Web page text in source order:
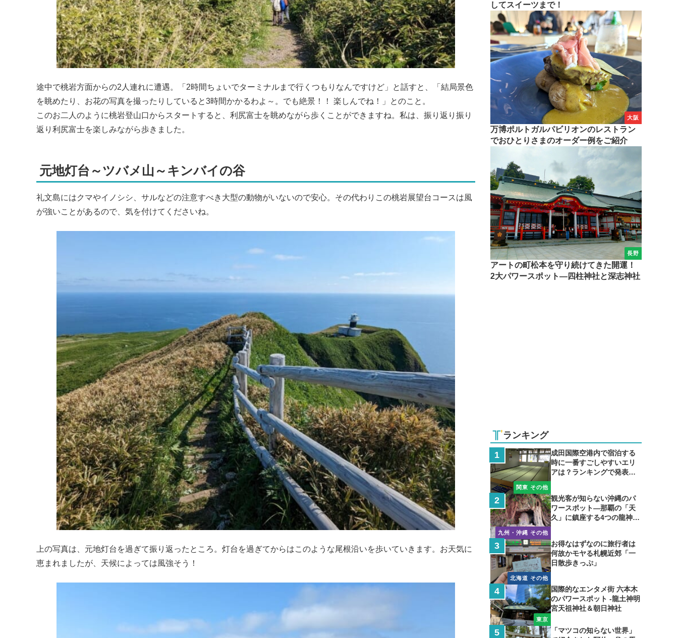
途中で桃岩方面からの2人連れに遭遇。「2時間ちょいでターミナルまで行くつもりなんですけど」と話すと、「結局景色
を眺めたり、お花の写真を撮ったりしていると3時間かかるわよ～。でも絶景！！ 楽しんでね！」とのこと。
このお二人のように桃岩登山口からスタートすると、利尻富士を眺めながら歩くことができますね。私は、振り返り振り
返り利尻富士を楽しみながら歩きました。
元地灯台～ツバメ山～キンバイの谷
礼文島にはクマやイノシシ、サルなどの注意すべき大型の動物がいないので安心。その代わりこの桃岩展望台コースは風
が強いことがあるので、気を付けてくださいね。
上の写真は、元地灯台を過ぎて振り返ったところ。灯台を過ぎてからはこのような尾根沿いを歩いていきます。お天気に
恵まれましたが、天候によっては風強そう！
してスイーツまで！
大阪
万博ポルトガルパビリオンのレストラン
でおひとりさまのオーダー例をご紹介
長野
アートの町松本を守り続けてきた開運！
2大パワースポット―四柱神社と深志神社
ランキング
関東 その他
成田国際空港内で宿泊する
時に一番すごしやすいエリ
アは？ランキングで発表し
九州・沖縄 その他
観光客が知らない沖縄のパ
ワースポット―那覇の「天
久」に鎮座する4つの龍神の
北海道 その他
お得なはずなのに旅行者は
何故かモヤる札幌近郊「一
日散歩きっぷ」
東京
国際的なエンタメ街 六本木
のパワースポット -龍土神明
宮天祖神社＆朝日神社
「マツコの知らない世界」